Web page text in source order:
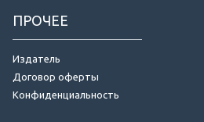
ПРОЧЕЕ
Издатель
Договор оферты
Конфиденциальность